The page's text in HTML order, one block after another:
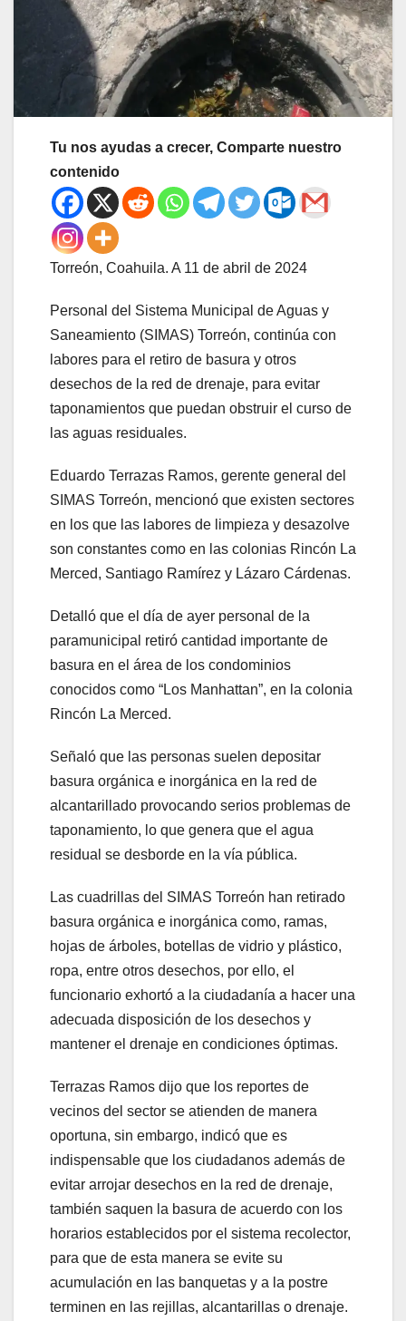
Tu nos ayudas a crecer, Comparte nuestro
contenido
Torreón, Coahuila. A 11 de abril de 2024
Personal del Sistema Municipal de Aguas y
Saneamiento (SIMAS) Torreón, continúa con
labores para el retiro de basura y otros
desechos de la red de drenaje, para evitar
taponamientos que puedan obstruir el curso de
las aguas residuales.
Eduardo Terrazas Ramos, gerente general del
SIMAS Torreón, mencionó que existen sectores
en los que las labores de limpieza y desazolve
son constantes como en las colonias Rincón La
Merced, Santiago Ramírez y Lázaro Cárdenas.
Detalló que el día de ayer personal de la
paramunicipal retiró cantidad importante de
basura en el área de los condominios
conocidos como “Los Manhattan”, en la colonia
Rincón La Merced.
Señaló que las personas suelen depositar
basura orgánica e inorgánica en la red de
alcantarillado provocando serios problemas de
taponamiento, lo que genera que el agua
residual se desborde en la vía pública.
Las cuadrillas del SIMAS Torreón han retirado
basura orgánica e inorgánica como, ramas,
hojas de árboles, botellas de vidrio y plástico,
ropa, entre otros desechos, por ello, el
funcionario exhortó a la ciudadanía a hacer una
adecuada disposición de los desechos y
mantener el drenaje en condiciones óptimas.
Terrazas Ramos dijo que los reportes de
vecinos del sector se atienden de manera
oportuna, sin embargo, indicó que es
indispensable que los ciudadanos además de
evitar arrojar desechos en la red de drenaje,
también saquen la basura de acuerdo con los
horarios establecidos por el sistema recolector,
para que de esta manera se evite su
acumulación en las banquetas y a la postre
terminen en las rejillas, alcantarillas o drenaje.